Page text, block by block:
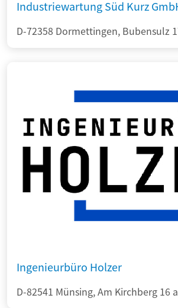
Industriewartung Süd Kurz
D-72358 Dormettingen, Bubensulz
Ingenieurbüro Holzer
D-82541 Münsing, Am Kirchberg 16 a